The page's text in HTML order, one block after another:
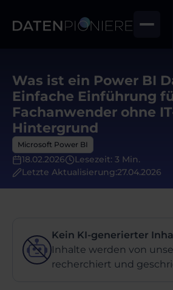
Was ist ein Power BI
Einfache Einführung
Fachanwender ohne
Hintergrund
Microsoft Power BI
18.02.2026
Lesezeit: 3 Min.
Letzte Aktualisierung:27.04.2026
Kein KI-generierter
Inhalte werden von
recherchiert und